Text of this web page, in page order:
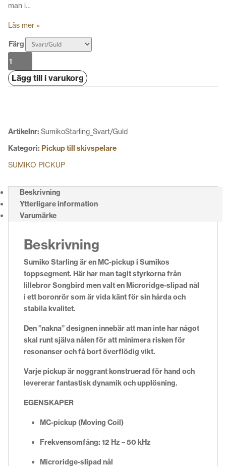
man i…
Läs mer »
Färg
Sumiko
Starling
mängd
Lägg till i varukorg
Artikelnr: SumikoStarling_Svart/Guld
Kategori: Pickup till skivspelare
SUMIKO PICKUP
Beskrivning
Ytterligare information
Varumärke
Beskrivning
Sumiko Starling är en MC-pickup i Sumikos
toppsegment. Här har man tagit styrkorna från
lillebror Songbird men valt en Microridge-slipad nål
i ett boronrör som är vida känt för sin hårda och
stabila kvalitet.
Den ”nakna” designen innebär att man inte har något
skal runt själva nålen för att minimera risken för
resonanser och få bort överflödig vikt.
Varje pickup är noggrant konstruerad för hand och
levererar fantastisk dynamik och upplösning.
EGENSKAPER
MC-pickup (Moving Coil)
Frekvensomfång: 12 Hz – 50 kHz
Microridge-slipad nål